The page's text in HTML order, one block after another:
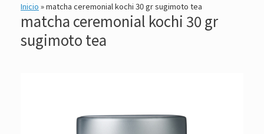
Inicio »matcha ceremonial kochi 30 gr sugimoto tea
matcha ceremonial kochi 30 gr
sugimoto tea